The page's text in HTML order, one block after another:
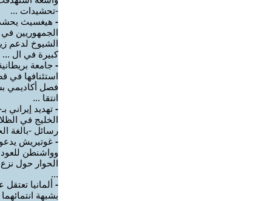
-تحشيدات ...
- هيغسيث
الجمهوريين
الشيوخ لدعم
كبيرة في ال ...
- جامعة
استئنافها في
فصل أكاديمي
انتقا ...
- تهديد إيراني
الخليج في
رسائل -بالغة
- غوتيريش
وواشنطن
الحوار حول
...
- ألمانيا تعتقل
بشبهة